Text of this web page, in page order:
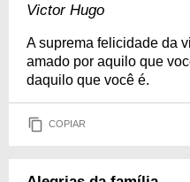
Victor Hugo
A suprema felicidade da
amado por aquilo que
daquilo que você é.
COPIAR